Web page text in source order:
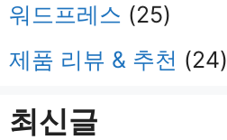
워드프레스 (25)
제품 리뷰 & 추천 (24)
최신글